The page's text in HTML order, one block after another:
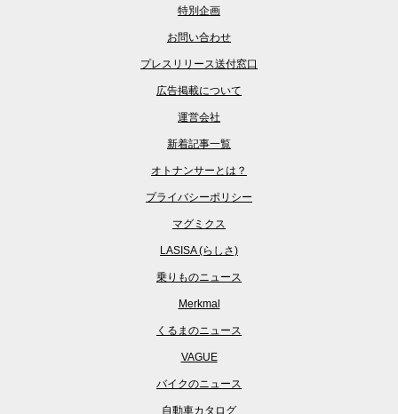
特別企画
お問い合わせ
プレスリリース送付窓口
広告掲載について
運営会社
新着記事一覧
オトナンサーとは？
プライバシーポリシー
マグミクス
LASISA (らしさ)
乗りものニュース
Merkmal
くるまのニュース
VAGUE
バイクのニュース
自動車カタログ